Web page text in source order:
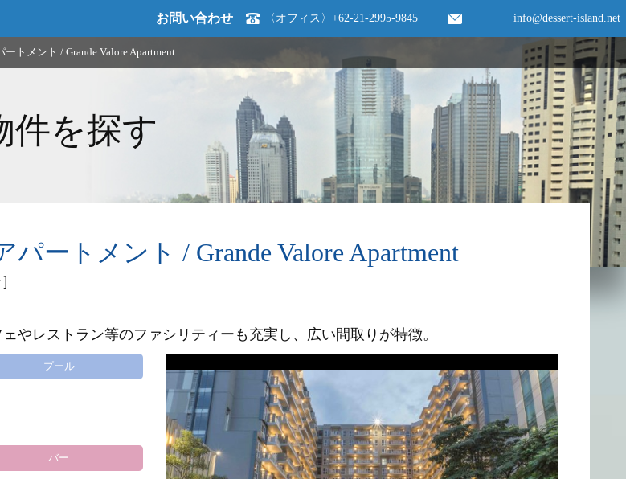
お問い合わせ 〈オフィス〉+62-21-2995-9845 info@dessert-island.net
トメント / Grande Valore Apartment
件を探す
ートメント / Grande Valore Apartment
やレストラン等のファシリティーも充実し、広い間取りが特徴。
プール
バー